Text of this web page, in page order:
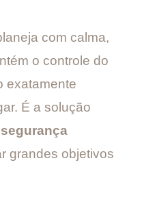
com calma,
o controle do
exatamente
É a solução
grandes objetivos